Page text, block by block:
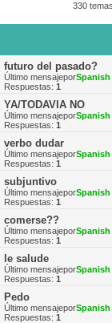
330 temas
futuro del pasado?
Último mensajeporSpanish
Respuestas: 1
YA/TODAVIA NO
Último mensajeporSpanish
Respuestas: 1
verbo dudar
Último mensajeporSpanish
Respuestas: 1
subjuntivo
Último mensajeporSpanish
Respuestas: 1
comerse??
Último mensajeporSpanish
Respuestas: 1
le salude
Último mensajeporSpanish
Respuestas: 1
Pedo
Último mensajeporSpanish
Respuestas: 1